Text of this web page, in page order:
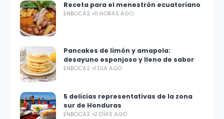
Receta para el menestrón ecuatoriano
ENBOCA2 11 HORAS AGO
Pancakes de limón y amapola:
desayuno esponjoso y lleno de sabor
ENBOCA2 1 DÍA AGO
5 delicias representativas de la zona
sur de Honduras
ENBOCA2 2 DÍAS AGO